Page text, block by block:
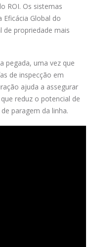
ROI. Os sistemas
Global do
de propriedade mais
pegada, uma vez que
de inspecção em
ajuda a assegurar
reduz o potencial de
paragem da linha.